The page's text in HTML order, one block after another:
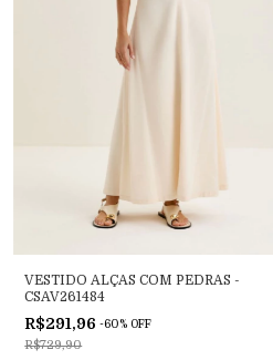
VESTIDO ALÇAS COM PEDRAS -
CSAV261484
R$291,96-60% OFF
R$729,90